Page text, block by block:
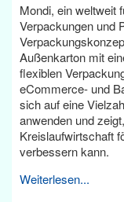
Mondi, ein weltweit
Verpackungen und
Außenkarton mit
flexiblen
eCommerce- und
sich auf eine
anwenden und
Kreislaufwirtschaft
verbessern kann.
Weiterlesen...